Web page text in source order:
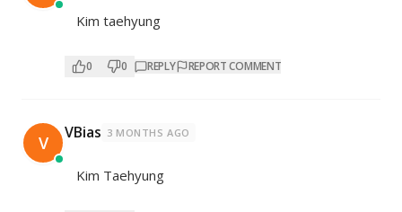
Kim taehyung
0 0 REPLY REPORT COMMENT
V VBias 3 MONTHS AGO
Kim Taehyung